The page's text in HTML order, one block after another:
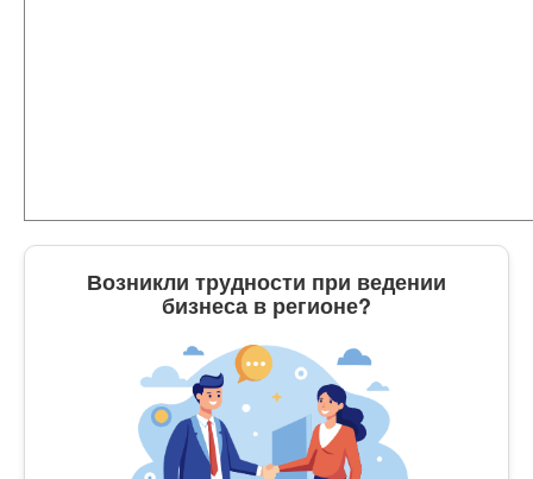
Возникли трудности при ведении
бизнеса в регионе?